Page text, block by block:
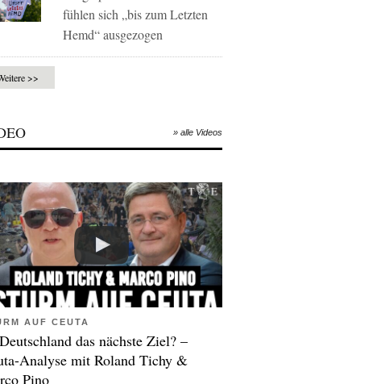
fühlen sich „bis zum Letzten
Hemd“ ausgezogen
>>
» alle Videos
AUF CEUTA
das nächste Ziel? –
Analyse mit Roland Tichy &
Pino